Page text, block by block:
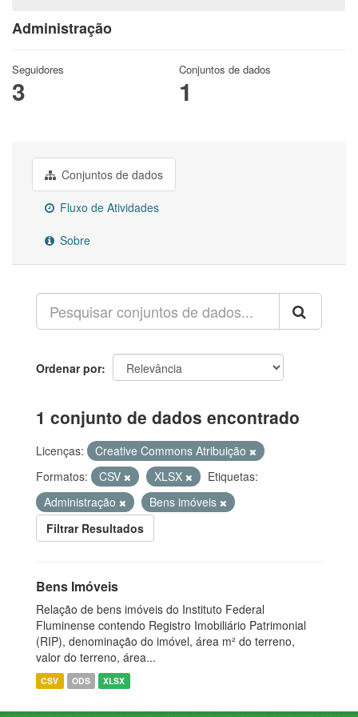
Administração
Seguidores
3
Conjuntos de dados
1
Conjuntos de dados
Fluxo de Atividades
Sobre
Ordenar por
1 conjunto de dados encontrado
Licenças:
Creative Commons Atribuição
Formatos:
CSV XLSX
Etiquetas:
Administração
Bens imóveis
Filtrar Resultados
Bens Imóveis
Relação de bens imóveis do Instituto Federal
Fluminense contendo Registro Imobiliário Patrimonial
(RIP), denominação do imóvel, área m² do terreno,
valor do terreno, área...
CSV ODS XLSX